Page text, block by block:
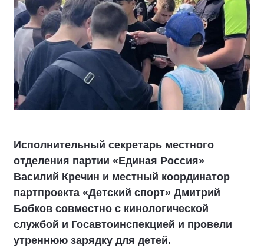
Исполнительный секретарь местного
отделения партии «Единая Россия»
Василий Кречин и местный координатор
партпроекта «Детский спорт» Дмитрий
Бобков совместно с кинологической
службой и Госавтоинспекцией и провели
утреннюю зарядку для детей.